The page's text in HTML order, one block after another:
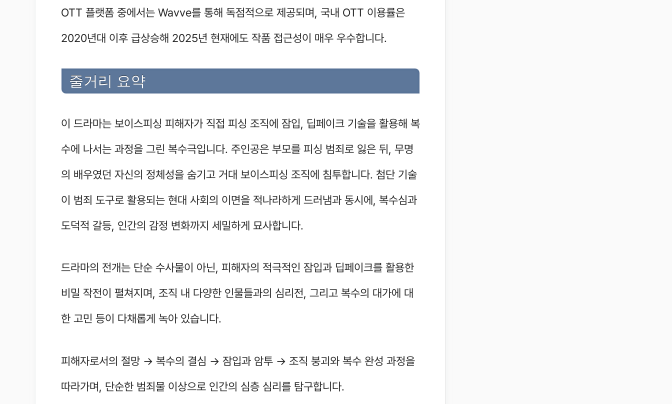
OTT 플랫폼 중에서는 Wavve를 통해 독점적으로 제공되며, 국내 OTT 이용률은
2020년대 이후 급상승해 2025년 현재에도 작품 접근성이 매우 우수합니다.
줄거리 요약
이 드라마는 보이스피싱 피해자가 직접 피싱 조직에 잠입, 딥페이크 기술을 활용해 복
수에 나서는 과정을 그린 복수극입니다. 주인공은 부모를 피싱 범죄로 잃은 뒤, 무명
의 배우였던 자신의 정체성을 숨기고 거대 보이스피싱 조직에 침투합니다. 첨단 기술
이 범죄 도구로 활용되는 현대 사회의 이면을 적나라하게 드러냄과 동시에, 복수심과
도덕적 갈등, 인간의 감정 변화까지 세밀하게 묘사합니다.
드라마의 전개는 단순 수사물이 아닌, 피해자의 적극적인 잠입과 딥페이크를 활용한
비밀 작전이 펼쳐지며, 조직 내 다양한 인물들과의 심리전, 그리고 복수의 대가에 대
한 고민 등이 다채롭게 녹아 있습니다.
피해자로서의 절망 → 복수의 결심 → 잠입과 암투 → 조직 붕괴와 복수 완성 과정을
따라가며, 단순한 범죄물 이상으로 인간의 심층 심리를 탐구합니다.